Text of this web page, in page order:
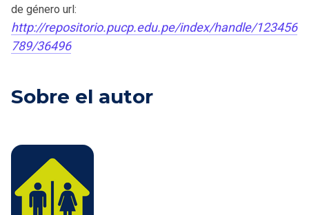
de género url:
http://repositorio.pucp.edu.pe/index/handle/123456
789/36496
Sobre el autor